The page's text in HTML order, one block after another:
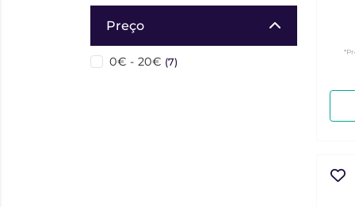
Preço
0€ - 20€ (7)